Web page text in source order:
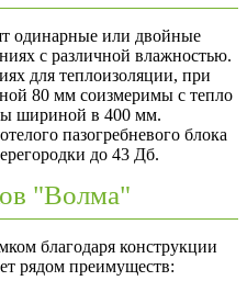
одинарные или двойные
с различной влажностью.
для теплоизоляции, при
80 мм соизмеримы с тепло
шириной в 400 мм.
пазогребневого блока
до 43 Дб.
"Волма"
благодаря конструкции
рядом преимуществ: